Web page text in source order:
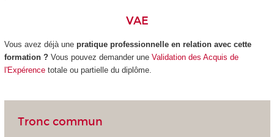
VAE
Vous avez déjà unepratique professionnelle en relation avec cette
formation ?Vous pouvez demander une Validation des Acquis de
l'Expérencetotale ou partielle du diplôme.
Tronc commun